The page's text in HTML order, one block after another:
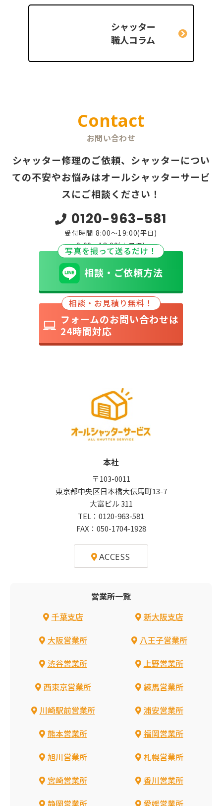
シャッター
職人コラム
Contact
お問い合わせ
シャッター修理のご依頼、シャッターについ
ての不安やお悩みはオールシャッターサービ
スにご相談ください！
0120-963-581
受付時間 8:00～19:00(平日)
9:00～18:00(土日祝)
写真を撮って送るだけ！
相談・ご依頼方法
相談・お見積り無料！
フォームのお問い合わせは
24時間対応
本社
〒103-0011
東京都中央区日本橋大伝馬町13-7
大富ビル 311
TEL： 0120-963-581
FAX：050-1704-1928
ACCESS
営業所一覧
千葉支店
新大阪支店
大阪営業所
八王子営業所
渋谷営業所
上野営業所
西東京営業所
練馬営業所
川崎駅前営業所
浦安営業所
熊本営業所
福岡営業所
旭川営業所
札幌営業所
宮崎営業所
香川営業所